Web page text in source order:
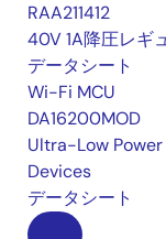
RAA211412
40V 1A降圧レギ
データシート
Wi-Fi MCU
DA16200MOD
Ultra-Low
Devices
データシート